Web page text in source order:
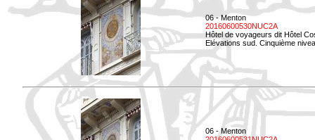
06 - Menton
20160600530NUC2A
Hôtel de voyageurs dit Hôtel
Elévations sud. Cinquième
06 - Menton